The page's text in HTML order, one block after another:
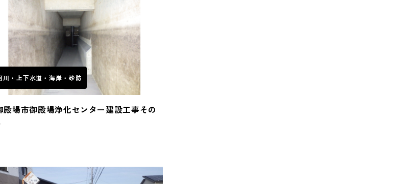
川・上下水道・海岸・砂防
殿場市御殿場浄化センター建設工事その